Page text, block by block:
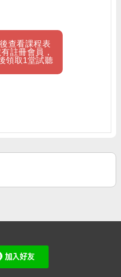
查看課程表
註冊會員，
領取1堂試聽